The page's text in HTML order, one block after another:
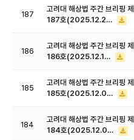
187
고려대 해상법 주간 브리핑 제
187호(2025.12.2…
186
고려대 해상법 주간 브리핑 제
186호(2025.12.1…
185
고려대 해상법 주간 브리핑 제
185호(2025.12.0…
184
고려대 해상법 주간 브리핑 제
184호(2025.12.0…